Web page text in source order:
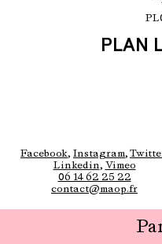
PLAN
Facebook, Instagram,
Linkedin, Vimeo
06 14 62 25 22
contact@maop.fr